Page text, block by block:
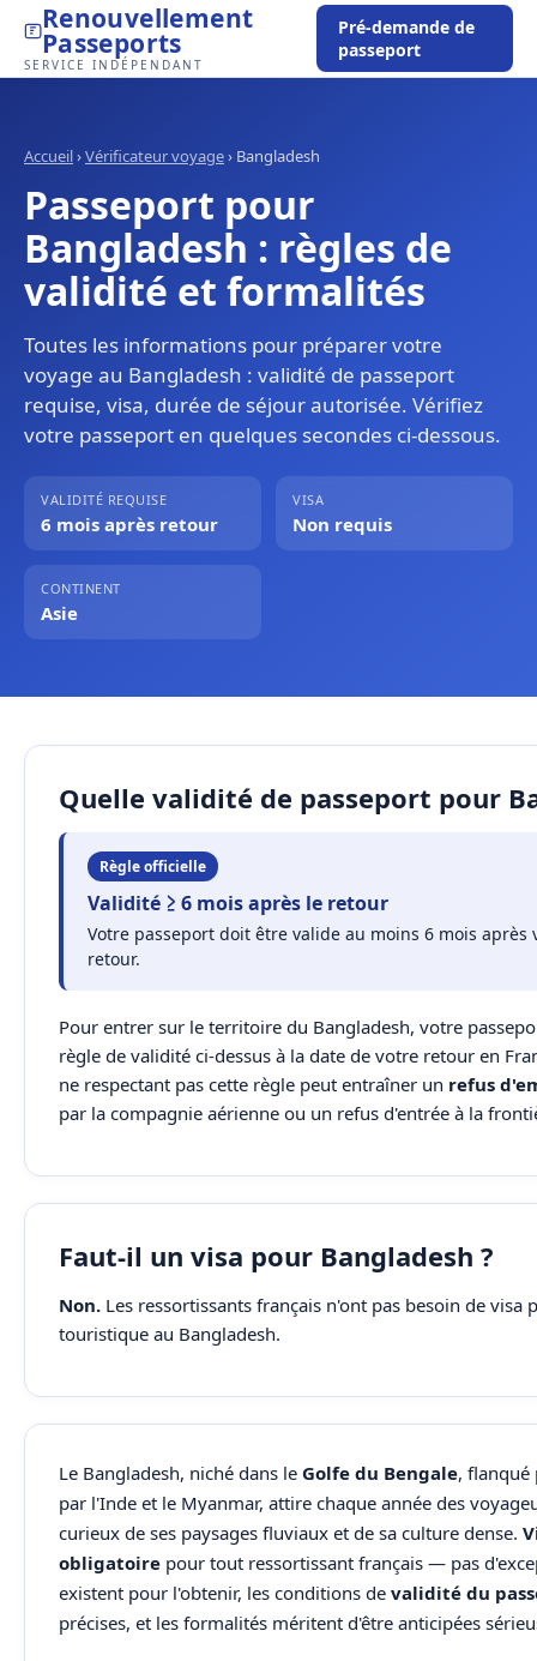
Renouvellement
Passeports
SERVICE INDÉPENDANT
Pré-demande de
passeport
Accueil›Vérificateur voyage› Bangladesh
Passeport pour
Bangladesh : règles de
validité et formalités
Toutes les informations pour préparer votre
voyage au Bangladesh : validité de passeport
requise, visa, durée de séjour autorisée. Vérifiez
votre passeport en quelques secondes ci-dessous.
VALIDITÉ REQUISE
6 mois après retour
VISA
Non requis
CONTINENT
Asie
Quelle validité de passeport pour
Règle officielle
Validité ≥ 6 mois après le retour
Votre passeport doit être valide au moins 6 mois après
retour.
Pour entrer sur le territoire du Bangladesh, votre
règle de validité ci-dessus à la date de votre retour en
ne respectant pas cette règle peut entraîner un refus
par la compagnie aérienne ou un refus d'entrée à la
Faut-il un visa pour Bangladesh ?
Non. Les ressortissants français n'ont pas besoin de visa
touristique au Bangladesh.
Le Bangladesh, niché dans le Golfe du Bengale, flanqué
par l'Inde et le Myanmar, attire chaque année des
curieux de ses paysages fluviaux et de sa culture dense.
obligatoire pour tout ressortissant français — pas
existent pour l'obtenir, les conditions de validité du
précises, et les formalités méritent d'être anticipées